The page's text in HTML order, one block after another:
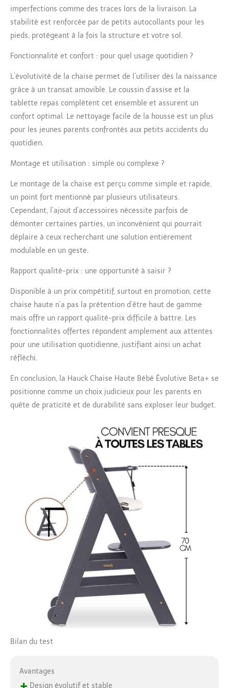
points et arceau de
sécurité pour une
stabilité et une
haute bébé evolutive :
de l'assise et du
repose-pieds réglables
croissance de l’enfant ;
robuste, supporte
jusqu’à 90 kg Respect
fabriquée en bois de
forêts gérées de
manière durable
imperfections comme des traces lors de la livraison. La
stabilité est renforcée par de petits autocollants pour les
pieds, protégeant à la fois la structure et votre sol.
Fonctionnalité et confort : pour quel usage quotidien ?
L’évolutivité de la chaise permet de l’utiliser dès la naissance
grâce à un transat amovible. Le coussin d’assise et la
tablette repas complètent cet ensemble et assurent un
confort optimal. Le nettoyage facile de la housse est un plus
pour les jeunes parents confrontés aux petits accidents du
quotidien.
Montage et utilisation : simple ou complexe ?
Le montage de la chaise est perçu comme simple et rapide,
un point fort mentionné par plusieurs utilisateurs.
Cependant, l’ajout d’accessoires nécessite parfois de
démonter certaines parties, un inconvénient qui pourrait
déplaire à ceux recherchant une solution entièrement
modulable en un geste.
Rapport qualité-prix : une opportunité à saisir ?
Disponible à un prix compétitif, surtout en promotion, cette
chaise haute n’a pas la prétention d’être haut de gamme
mais offre un rapport qualité-prix difficile à battre. Les
fonctionnalités offertes répondent amplement aux attentes
pour une utilisation quotidienne, justifiant ainsi un achat
réfléchi.
En conclusion, la Hauck Chaise Haute Bébé Évolutive Beta+ se
positionne comme un choix judicieux pour les parents en
quête de praticité et de durabilité sans exploser leur budget.
Bilan du test
Avantages
Design évolutif et stable